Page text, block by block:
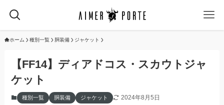
ホーム 種別一覧 胴装備 ジャケット
【FF14】ディアドコス・スカウトジャ
ケット
種別一覧 胴装備 ジャケット 2024年8月5日